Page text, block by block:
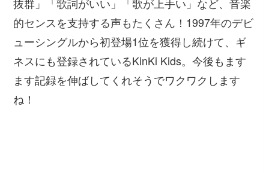
抜群」「歌詞がいい」「歌が上手い」など、音楽
的センスを支持する声もたくさん！1997年のデビ
ューシングルから初登場1位を獲得し続けて、ギ
ネスにも登録されているKinKi Kids。今後もます
ます記録を伸ばしてくれそうでワクワクします
ね！